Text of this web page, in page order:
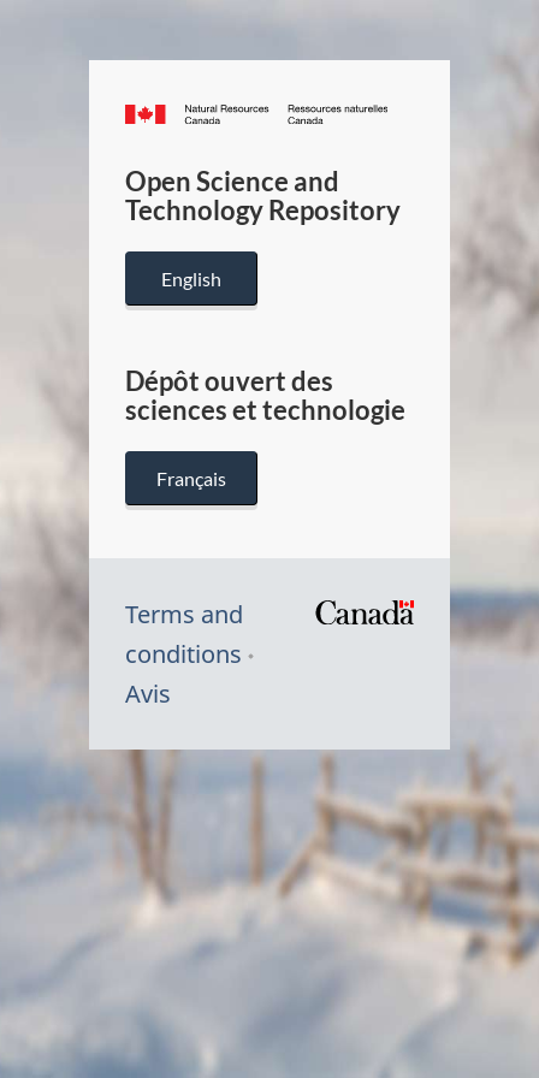
Canada.ca
/
Canada
Open Science and
Technology Repository
English
Dépôt ouvert des
sciences et technologie
Français
Terms and
conditions
Avis
Symbole
Canada